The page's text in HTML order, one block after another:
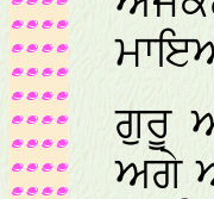
ਗੁਰੂ
ਅਗੇ